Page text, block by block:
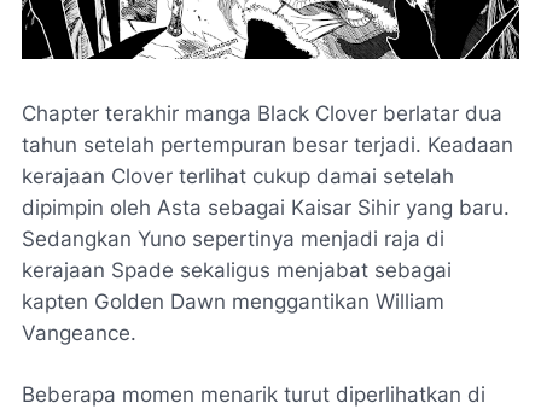
Chapter terakhir manga Black Clover berlatar dua
tahun setelah pertempuran besar terjadi. Keadaan
kerajaan Clover terlihat cukup damai setelah
dipimpin oleh Asta sebagai Kaisar Sihir yang baru.
Sedangkan Yuno sepertinya menjadi raja di
kerajaan Spade sekaligus menjabat sebagai
kapten Golden Dawn menggantikan William
Vangeance.
Beberapa momen menarik turut diperlihatkan di